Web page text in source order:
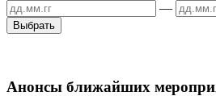
—
Анонсы ближайших